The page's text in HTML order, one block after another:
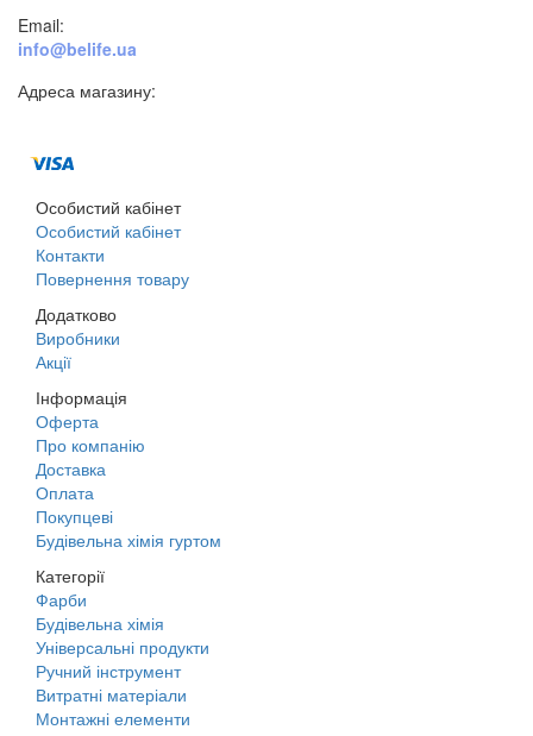
Email:
info@belife.ua
Адреса магазину:
Особистий кабінет
Особистий кабінет
Контакти
Повернення товару
Додатково
Виробники
Акції
Інформація
Оферта
Про компанію
Доставка
Оплата
Покупцеві
Будівельна хімія гуртом
Категорії
Фарби
Будівельна хімія
Універсальні продукти
Ручний інструмент
Витратні матеріали
Монтажні елементи